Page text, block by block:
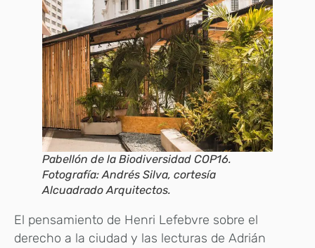
Pabellón de la Biodiversidad COP16.
Fotografía: Andrés Silva, cortesía
Alcuadrado Arquitectos.
El pensamiento de Henri Lefebvre sobre el
derecho a la ciudad y las lecturas de Adrián